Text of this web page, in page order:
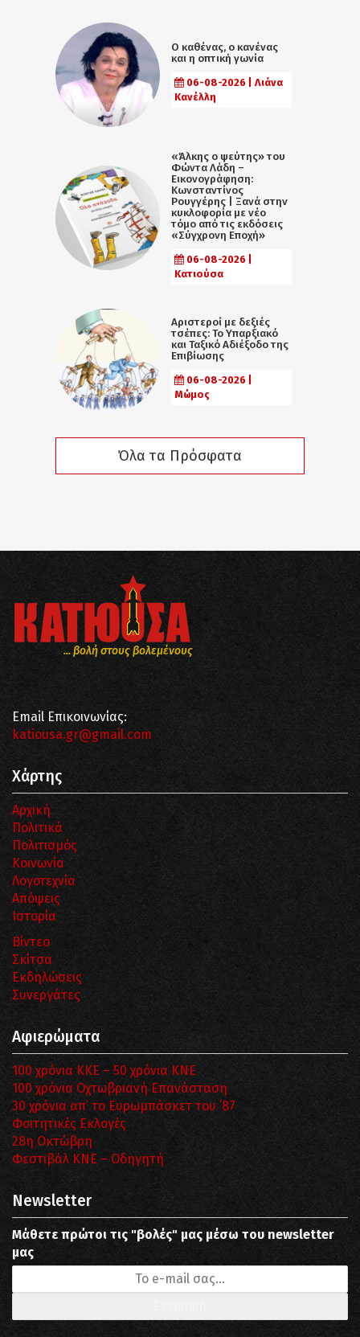
Ο καθένας, ο κανένας
και η οπτική γωνία
06-08-2026 | Λιάνα
Κανέλλη
«Άλκης ο ψεύτης» του
Φώντα Λάδη –
Εικονογράφηση:
Κωνσταντίνος
Ρουγγέρης | Ξανά στην
κυκλοφορία με νέο
τόμο από τις εκδόσεις
«Σύγχρονη Εποχή»
06-08-2026 |
Κατιούσα
Αριστεροί με δεξιές
τσέπες: Το Υπαρξιακό
και Ταξικό Αδιέξοδο της
Επιβίωσης
06-08-2026 |
Μώμος
Όλα τα Πρόσφατα
... βολή στους βολεμένους
Email Επικοινωνίας:
katiousa.gr@gmail.com
Χάρτης
Αρχική
Πολιτικά
Πολιτισμός
Κοινωνία
Λογοτεχνία
Απόψεις
Ιστορία
Βίντεο
Σκίτσα
Εκδηλώσεις
Συνεργάτες
Αφιερώματα
100 χρόνια ΚΚΕ – 50 χρόνια ΚΝΕ
100 χρόνια Οχτωβριανή Επανάσταση
30 χρόνια απ’ το Ευρωμπάσκετ του ΄87
Φοιτητικές Εκλογές
28η Οκτώβρη
Φεστιβάλ ΚΝΕ – Οδηγητή
Newsletter
Μάθετε πρώτοι τις "βολές" μας μέσω του newsletter
μας